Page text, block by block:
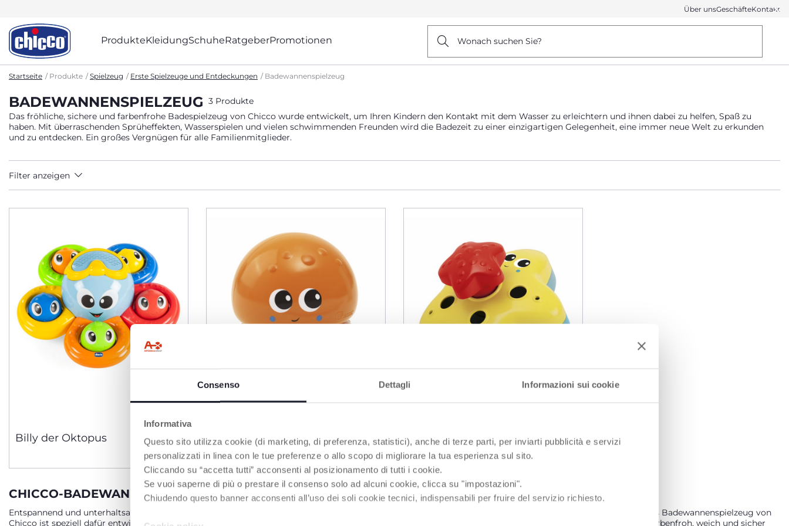
Consenso Dettagli Informazioni sui cookie
Informativa
Questo sito utilizza cookie (di marketing, di preferenza, statistici), anche di terze parti, per inviarti pubblicità e servizi
personalizzati in linea con le tue preferenze o allo scopo di migliorare la tua esperienza sul sito.
Cliccando su “accetta tutti” acconsenti al posizionamento di tutti i cookie.
Se vuoi saperne di più o prestare il consenso solo ad alcuni cookie, clicca su "impostazioni".
Chiudendo questo banner acconsenti all’uso dei soli cookie tecnici, indispensabili per fruire del servizio richiesto.
Über unsGeschäfteKontakt
ProdukteKleidungSchuheRatgeberPromotionen Wonach suchen Sie?
Startseite Produkte Spielzeug Erste Spielzeuge und Entdeckungen Badewannenspielzeug
BADEWANNENSPIELZEUG 3 Produkte
Das fröhliche, sichere und farbenfrohe Badespielzeug von Chicco wurde entwickelt, um Ihren Kindern den Kontakt mit dem Wasser zu erleichtern und ihnen dabei zu helfen, Spaß zu
haben. Mit überraschenden Sprüheffekten, Wasserspielen und vielen schwimmenden Freunden wird die Badezeit zu einer einzigartigen Gelegenheit, eine immer neue Welt zu erkunden
und zu entdecken. Ein großes Vergnügen für alle Familienmitglieder.
Filter anzeigen
Billy der Oktopus
Tanzende Qualle
Badespielzeug Baby
Wasserspielzeug
Drehender Stern
Badespielzeug
CHICCO-BADEWANNENSPIELZEUG – SPIELSPASS UND ENTSPANNUNG BEIM BADEN
Entspannend und unterhaltsam – das Baden kann zu einer perfekten Gelegenheit werden, das Kind spielerisch zu beschäftigen, während es gereinigt wird. Das Badewannenspielzeug von
Chicco ist speziell dafür entwickelt, einen der wichtigsten Momente im Alltag des Kindes in eine angenehme Aktivität für die ganze Familie zu verwandeln. Farbenfroh, weich und sicher